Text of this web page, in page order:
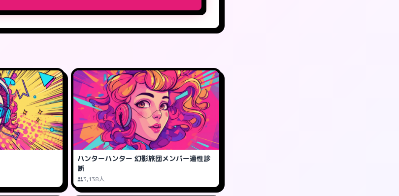
ハンターハンター 幻影旅団メンバー適性診
断
3,138人